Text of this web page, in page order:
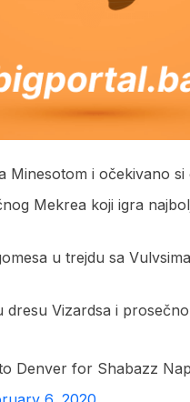
i očekivano si
Mekrea koji igra
u trejdu sa
Vizardsa i
Denver for Shabazz